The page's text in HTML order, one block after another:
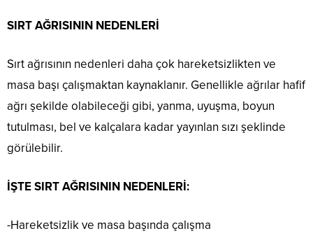
SIRT AĞRISININ NEDENLERİ
Sırt ağrısının nedenleri daha çok hareketsizlikten ve
masa başı çalışmaktan kaynaklanır. Genellikle ağrılar hafif
ağrı şekilde olabileceği gibi, yanma, uyuşma, boyun
tutulması, bel ve kalçalara kadar yayınlan sızı şeklinde
görülebilir.
İŞTE SIRT AĞRISININ NEDENLERİ:
-Hareketsizlik ve masa başında çalışma